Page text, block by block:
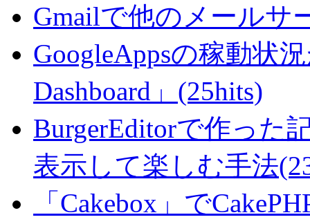
Gmailで他のメールサ
GoogleAppsの稼動状
Dashboard」(25hits)
BurgerEditorで作った
表示して楽しむ手法
「Cakebox」で